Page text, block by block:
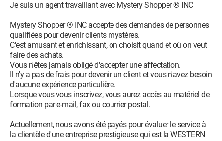
Je suis un agent travaillant avec Mystery Shopper ® INC
Mystery Shopper ® INC accepte des demandes de personnes
qualifiées pour devenir clients mystères.
C'est amusant et enrichissant, on choisit quand et où on veut
faire des achats.
Vous n'êtes jamais obligé d'accepter une affectation.
Il n'y a pas de frais pour devenir un client et vous n'avez besoin
d'aucune expérience particulière.
Lorsque vous vous inscrivez, vous aurez accès au matériel de
formation par e-mail, fax ou courrier postal.
Actuellement, nous avons été payés pour évaluer le service à
la clientèle d'une entreprise prestigieuse qui est la WESTERN